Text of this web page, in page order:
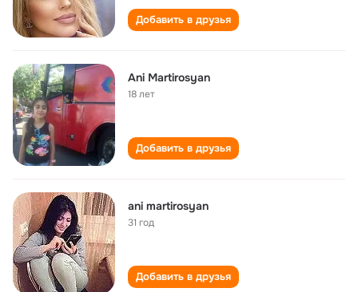
Добавить в друзья
Ani Martirosyan
18 лет
Добавить в друзья
ani martirosyan
31 год
Добавить в друзья